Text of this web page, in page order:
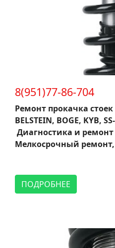
8(951)77-86-704
Ремонт прокачка
BELSTEIN, BOGE, KYB,
Диагностика и ремонт
Мелкосрочный
ПОДРОБНЕЕ